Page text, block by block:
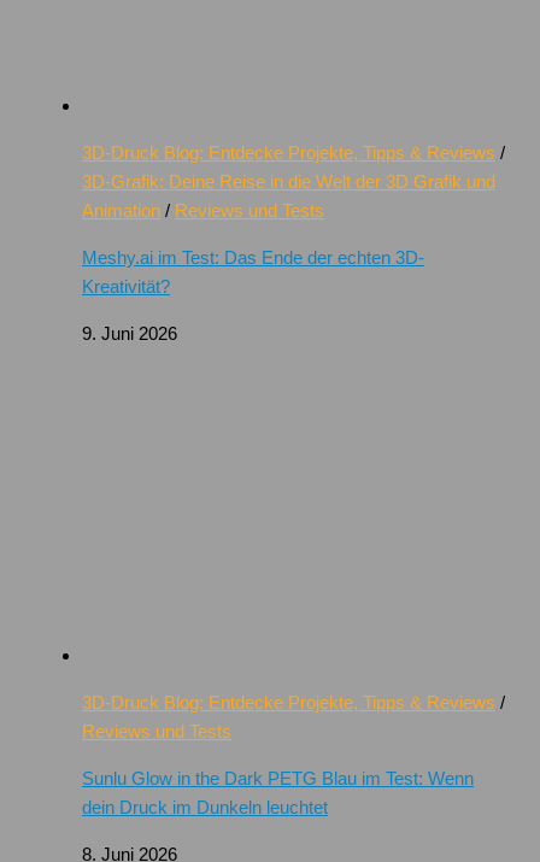
3D-Druck Blog: Entdecke Projekte, Tipps & Reviews /
3D-Grafik: Deine Reise in die Welt der 3D Grafik und
Animation / Reviews und Tests
Meshy.ai im Test: Das Ende der echten 3D-
Kreativität?
9. Juni 2026
3D-Druck Blog: Entdecke Projekte, Tipps & Reviews /
Reviews und Tests
Sunlu Glow in the Dark PETG Blau im Test: Wenn
dein Druck im Dunkeln leuchtet
8. Juni 2026